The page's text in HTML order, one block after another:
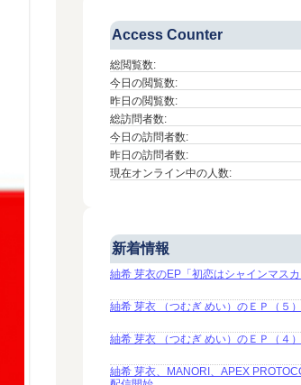
Access Counter
総閲覧数:
今日の閲覧数:
昨日の閲覧数:
総訪問者数:
今日の訪問者数:
昨日の訪問者数:
現在オンライン中の人数:
新着情報
紬希 芽衣のEP「初恋はシャインマス
紬希 芽衣 （つむぎ めい）のＥＰ（５）
紬希 芽衣 （つむぎ めい）のＥＰ（４）
紬希 芽衣、MANORI、APEX